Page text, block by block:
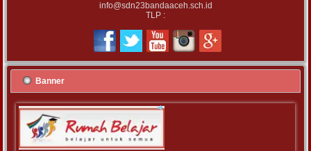
info@sdn23bandaaceh.sch.id
TLP :
Banner